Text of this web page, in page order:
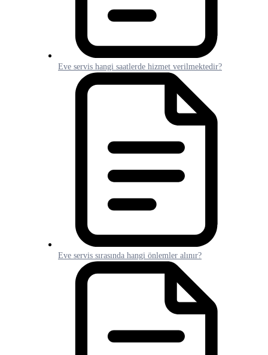
Eve servis hangi saatlerde hizmet verilmektedir?
Eve servis sırasında hangi önlemler alınır?